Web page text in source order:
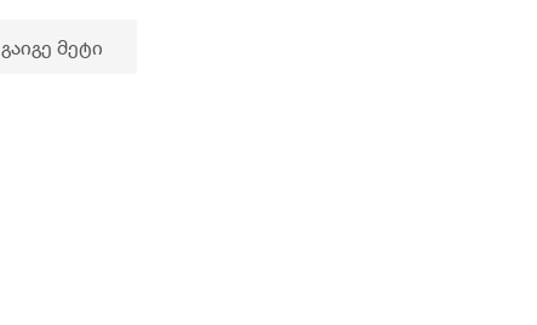
გაიგე მეტი